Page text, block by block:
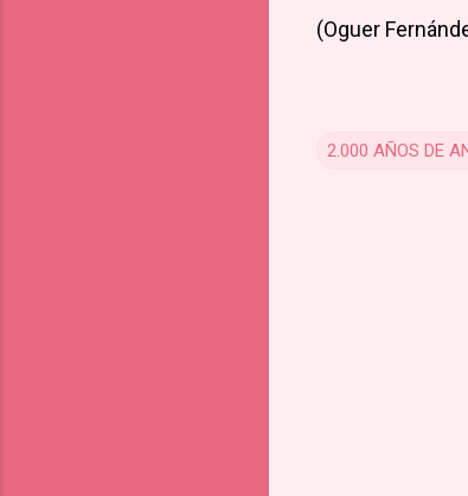
(Oguer
2.000 AÑOS DE